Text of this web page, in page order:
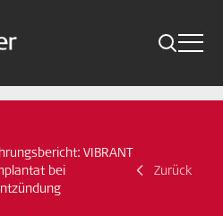
Toggle
News
Suche
VIBRANT
bei
Zurück